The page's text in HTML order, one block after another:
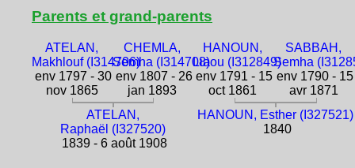
Parents et grand-parents
ATELAN,
Makhlouf (I314706)
env 1797 - 30
nov 1865
CHEMLA,
Semha (I314708)
env 1807 - 26
jan 1893
HANOUN,
Liaou (I312849)
env 1791 - 15
oct 1861
SABBAH,
Semha
env 1790 - 15
avr 1871
ATELAN,
Raphaël (I327520)
1839 - 6 août 1908
HANOUN, Esther (I327521)
1840